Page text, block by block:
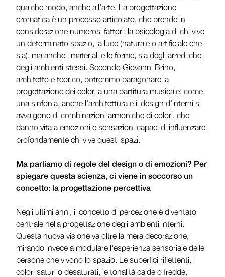
qualche modo, anche all’arte. La progettazione
cromatica è un processo articolato, che prende in
considerazione numerosi fattori: la psicologia di chi vive
un determinato spazio, la luce (naturale o artificiale che
sia), ma anche i materiali e le forme, sia degli arredi che
degli ambienti stessi. Secondo Giovanni Brino,
architetto e teorico, potremmo paragonare la
progettazione dei colori a una partitura musicale: come
una sinfonia, anche l’architettura e il design d’interni si
avvalgono di combinazioni armoniche di colori, che
danno vita a emozioni e sensazioni capaci di influenzare
profondamente chi vive questi spazi.
Ma parliamo di regole del design o di emozioni? Per
spiegare questa scienza, ci viene in soccorso un
concetto: la progettazione percettiva
Negli ultimi anni, il concetto di percezione è diventato
centrale nella progettazione degli ambienti interni.
Questa nuova visione va oltre la mera decorazione,
mirando invece a modulare l'esperienza sensoriale delle
persone che vivono lo spazio. Le superfici riflettenti, i
colori saturi o desaturati, le tonalità calde o fredde,